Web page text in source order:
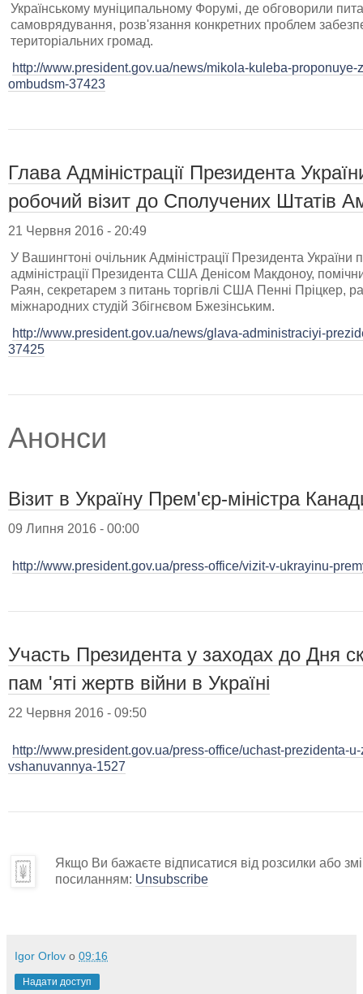
Українському муніципальному Форумі, де обговорили
самоврядування, розв'язання конкретних проблем
територіальних громад.
http://www.president.gov.ua/news/mikola-kuleba-
ombudsm-37423
Глава Адміністрації Президента
робочий візит до Сполучених Штатів
21 Червня 2016 - 20:49
У Вашингтоні очільник Адміністрації Президента України
адміністрації Президента США Денісом Макдоноу,
Раян, секретарем з питань торгівлі США Пенні Пріцкер,
міжнародних студій Збігнєвом Бжезінським.
http://www.president.gov.ua/news/glava-administraciyi-
37425
Анонси
Візит в Україну Прем'єр-міністра
09 Липня 2016 - 00:00
http://www.president.gov.ua/press-office/vizit-v-ukrayinu-
Участь Президента у заходах до Дня
пам 'яті жертв війни в Україні
22 Червня 2016 - 09:50
http://www.president.gov.ua/press-office/uchast-prezidenta-
vshanuvannya-1527
Якщо Ви бажаєте відписатися від розсилки або
посиланням: Unsubscribe
Igor Orlov о 09:16
Надати доступ